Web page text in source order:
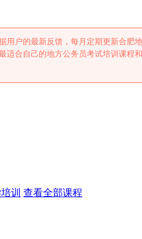
户的最新反馈，每月定期更新合肥
合自己的地方公务员考试培训课程和
训 查看全部课程